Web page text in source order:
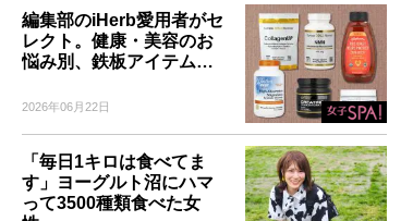
編集部のiHerb愛用者がセ
レクト。健康・美容のお
悩み別、鉄板アイテム…
2026年06月22日
「毎日1キロは食べてま
す」ヨーグルト沼にハマ
って3500種類食べた女